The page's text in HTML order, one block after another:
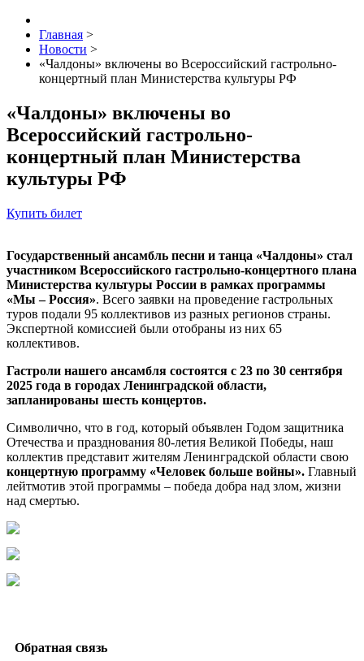
Главная >
Новости >
«Чалдоны» включены во Всероссийский гастрольно-
концертный план Министерства культуры РФ
«Чалдоны» включены во
Всероссийский гастрольно-
концертный план Министерства
культуры РФ
Купить билет
Государственный ансамбль песни и танца «Чалдоны» стал
участником Всероссийского гастрольно-концертного плана
Министерства культуры России в рамках программы
«Мы – Россия». Всего заявки на проведение гастрольных
туров подали 95 коллективов из разных регионов страны.
Экспертной комиссией были отобраны из них 65
коллективов.
Гастроли нашего ансамбля состоятся с 23 по 30 сентября
2025 года в городах Ленинградской области,
запланированы шесть концертов.
Символично, что в год, который объявлен Годом защитника
Отечества и празднования 80-летия Великой Победы, наш
коллектив представит жителям Ленинградской области свою
концертную программу «Человек больше войны». Главный
лейтмотив этой программы – победа добра над злом, жизни
над смертью.
Обратная связь